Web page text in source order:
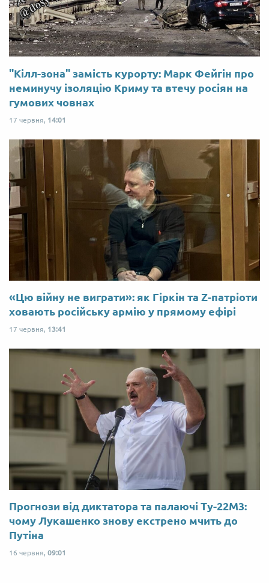
"Кілл-зона" замість курорту: Марк Фейгін про
неминучу ізоляцію Криму та втечу росіян на
гумових човнах
17 червня, 14:01
«Цю війну не виграти»: як Гіркін та Z-патріоти
ховають російську армію у прямому ефірі
17 червня, 13:41
Прогнози від диктатора та палаючі Ту-22М3:
чому Лукашенко знову екстрено мчить до
Путіна
16 червня, 09:01